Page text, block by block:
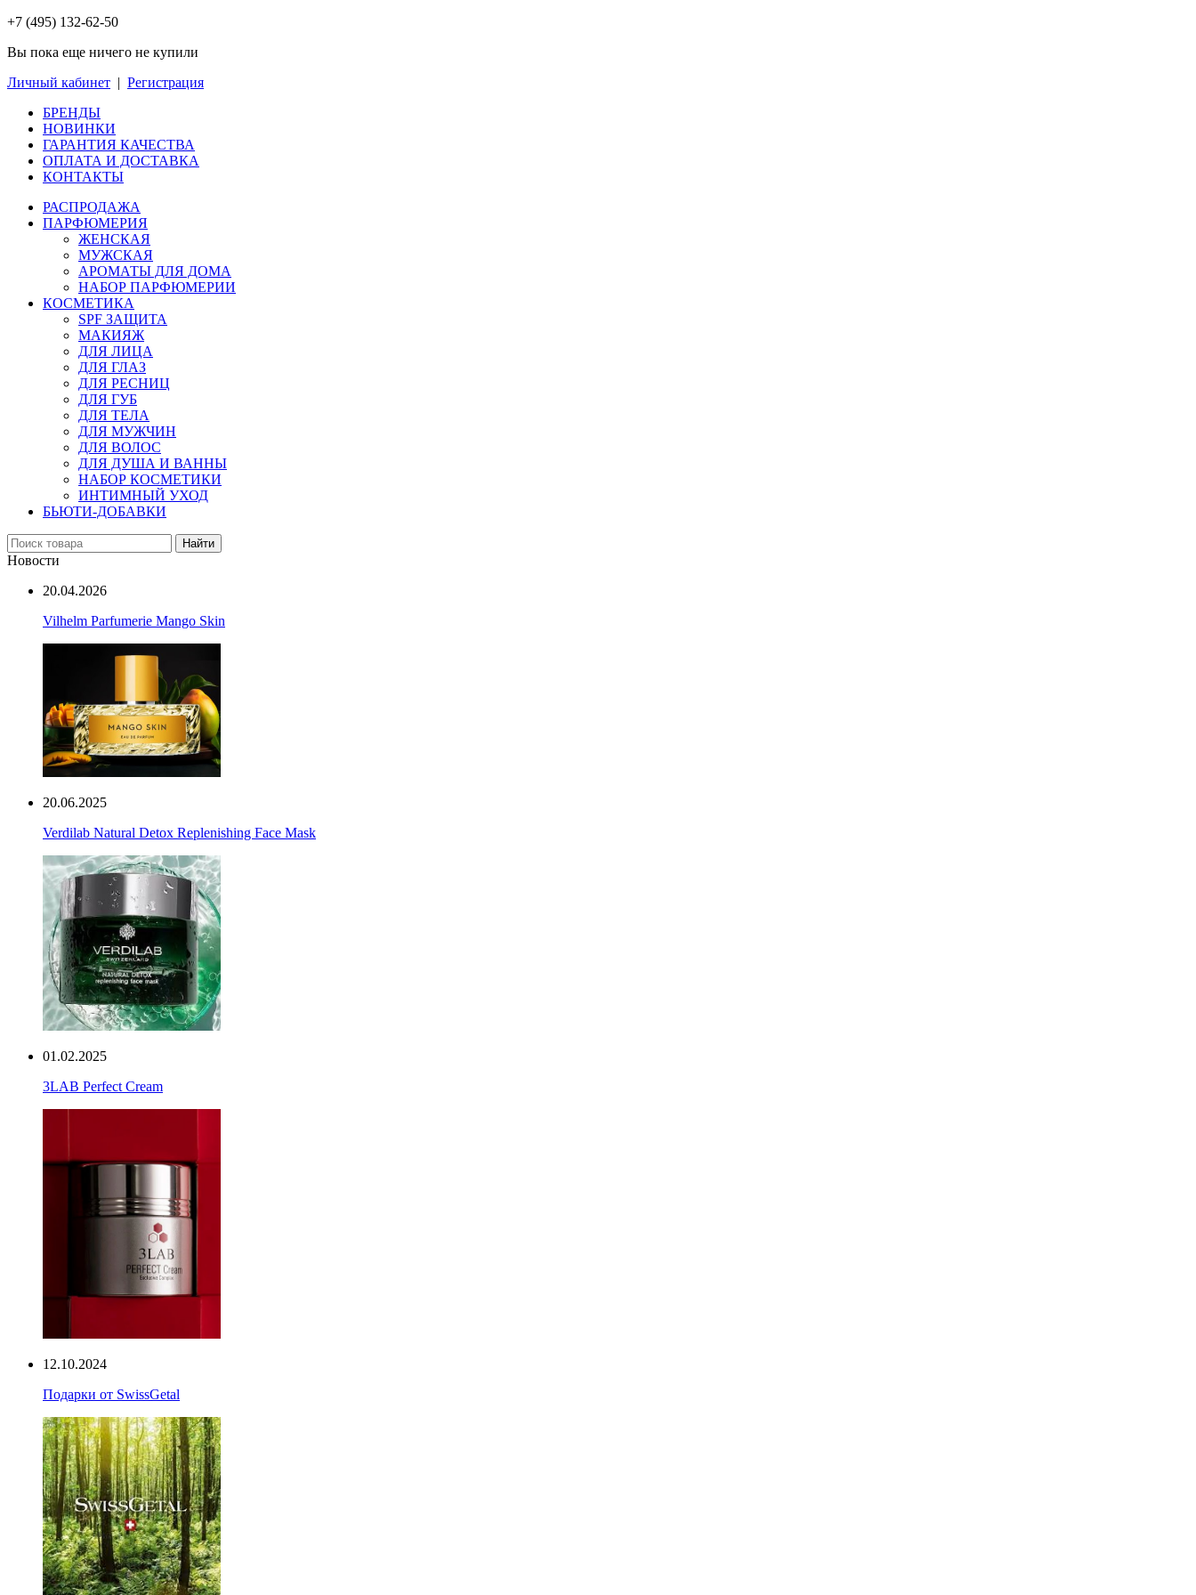
+7 (495) 132-62-50
Вы пока еще ничего не купили
Личный кабинет | Регистрация
БРЕНДЫ
НОВИНКИ
ГАРАНТИЯ КАЧЕСТВА
ОПЛАТА И ДОСТАВКА
КОНТАКТЫ
РАСПРОДАЖА
ПАРФЮМЕРИЯ
ЖЕНСКАЯ
МУЖСКАЯ
АРОМАТЫ ДЛЯ ДОМА
НАБОР ПАРФЮМЕРИИ
КОСМЕТИКА
SPF ЗАЩИТА
МАКИЯЖ
ДЛЯ ЛИЦА
ДЛЯ ГЛАЗ
ДЛЯ РЕСНИЦ
ДЛЯ ГУБ
ДЛЯ ТЕЛА
ДЛЯ МУЖЧИН
ДЛЯ ВОЛОС
ДЛЯ ДУША И ВАННЫ
НАБОР КОСМЕТИКИ
ИНТИМНЫЙ УХОД
БЬЮТИ-ДОБАВКИ
Найти
Новости
20.04.2026
Vilhelm Parfumerie Mango Skin
20.06.2025
Verdilab Natural Detox Replenishing Face Mask
01.02.2025
3LAB Perfect Cream
12.10.2024
Подарки от SwissGetal